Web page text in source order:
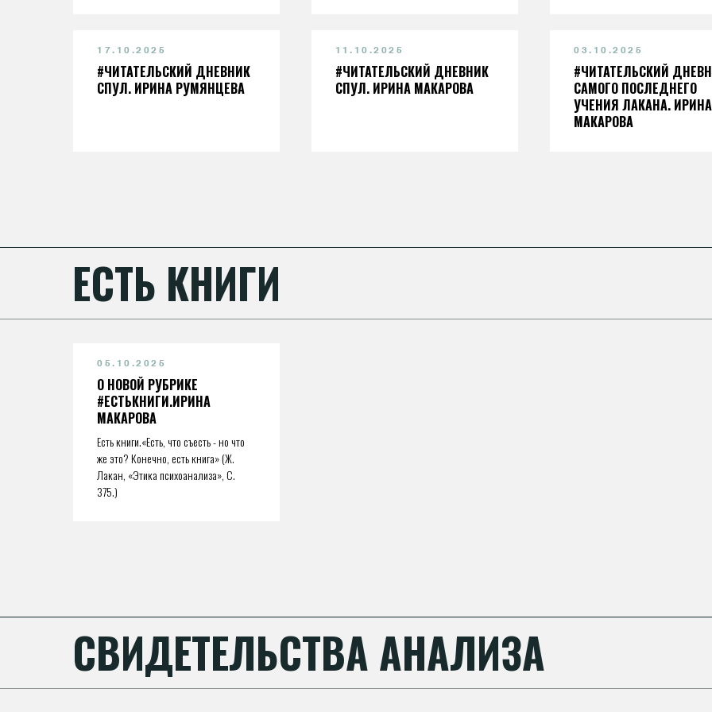
17.10.2025
#ЧИТАТЕЛЬСКИЙ ДНЕВНИК
СПУЛ. ИРИНА РУМЯНЦЕВА
11.10.2025
#ЧИТАТЕЛЬСКИЙ ДНЕВНИК
СПУЛ. ИРИНА МАКАРОВА
03.10.2025
#ЧИТАТЕЛЬСКИЙ
САМОГО ПОСЛЕДНЕГО
УЧЕНИЯ ЛАКАНА. ИРИНА
МАКАРОВА
ЕСТЬ КНИГИ
05.10.2025
О НОВОЙ РУБРИКЕ
#ЕСТЬКНИГИ.ИРИНА
МАКАРОВА
Есть книги.«Есть, что съесть - но что
же это? Конечно, есть книга» (Ж.
Лакан, «Этика психоанализа», C.
375.)
СВИДЕТЕЛЬСТВА АНАЛИЗА